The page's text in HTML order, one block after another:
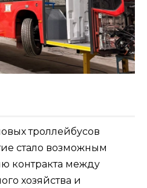
троллейбусов
стало возможным
контракта между
хозяйства и